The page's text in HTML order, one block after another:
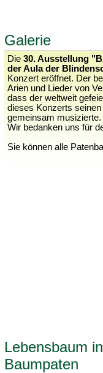
Galerie
Die 30. Ausstellung
der Aula der
Konzert eröffnet. Der
Arien und Lieder von
dass der weltweit
dieses Konzerts
gemeinsam
Wir bedanken uns für
Sie können alle
Lebensbaum
Baumpaten